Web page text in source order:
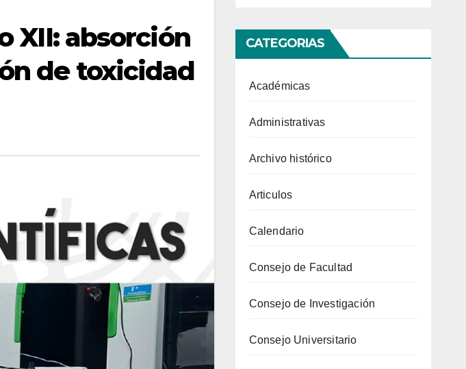
XII: absorción
de toxicidad
CATEGORIAS
Académicas
Administrativas
Archivo histórico
Articulos
Calendario
Consejo de Facultad
Consejo de Investigación
Consejo Universitario